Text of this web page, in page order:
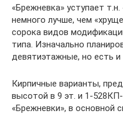
«Брежневка» уступает
немного лучше, чем
сорока видов
типа. Изначально
девятиэтажные, но есть
Кирпичные варианты,
высотой в 9 эт. и 1-
«Брежневки», в основной